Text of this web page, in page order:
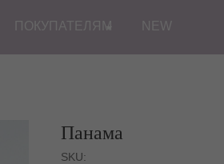
ПОКУПАТЕЛЯМ NEW
Панама
SKU: